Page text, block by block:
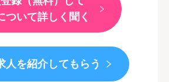
ついて詳しく聞く
人を紹介してもらう